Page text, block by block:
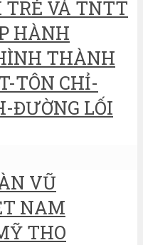
TRẺ VÀ TNTT
HÀNH
THÀNH
TÔN CHỈ-
ĐƯỜNG LỐI
VŨ
NAM
THO